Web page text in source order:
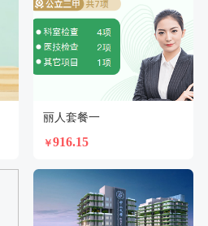
丽人套餐一
￥916.15